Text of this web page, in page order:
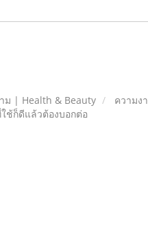
ม | Health & Beauty
ความง
ช้ก็ดีแล้วต้องบอกต่อ